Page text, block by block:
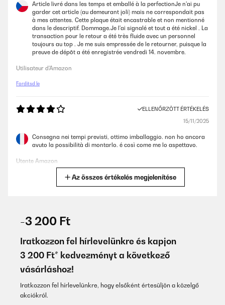
Article livré dans les temps et emballé à la perfectionJe n'ai pu
garder cet article (au demeurant joli) mais ne correspondait pas
à mes attentes. Cette plaque était encastrable et non mentionné
dans le descriptif. Dommage.Je l'ai signalé et tout a été nickel . La
transaction pour le retour a été très fluide avec un personnel
toujours au top . Je me suis empressée de le retourner, puisque la
preuve de dépôt a été enregistrée vendredi 14. novembre.
Utilisateur d'Amazon
Fordítsd le
ELLENŐRZÖTT ÉRTÉKELÉS
15/11/2025
Consegna nei tempi previsti, ottimo imballaggio. non ho ancora
avuto la possibilità di montarlo. é così come me lo aspettavo.
Utente Amazon
braucht ist dabei. Nur ein wenig Werkzeug noch, dann klappts,
mit ein bischen Erfahrung.Der Herd überzeugt durch einfache
Bedienung und Reinigung, sowie durch eine klasse Optik.
Amazon-Benutzer
Fordítsd le
Az összes értékelés megjelenítése
-3 200 Ft
Iratkozzon fel hírlevelünkre és kapjon
3 200 Ft* kedvezményt a következő
vásárláshoz!
Iratkozzon fel hírlevelünkre, hogy elsőként értesüljön a közelgő
akciókról.